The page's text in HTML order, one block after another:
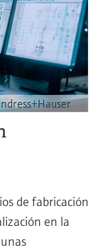
de fabricación
en la